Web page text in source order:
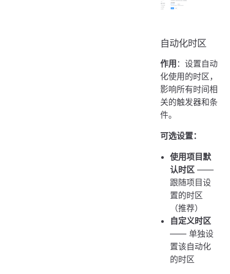
自动化时区
作用 ：设置自动
化使用的时区，
影响所有时间相
关的触发器和条
件。
可选设置：
使用项目默
认时区 ——
跟随项目设
置的时区
（推荐）
自定义时区
—— 单独设
置该自动化
的时区